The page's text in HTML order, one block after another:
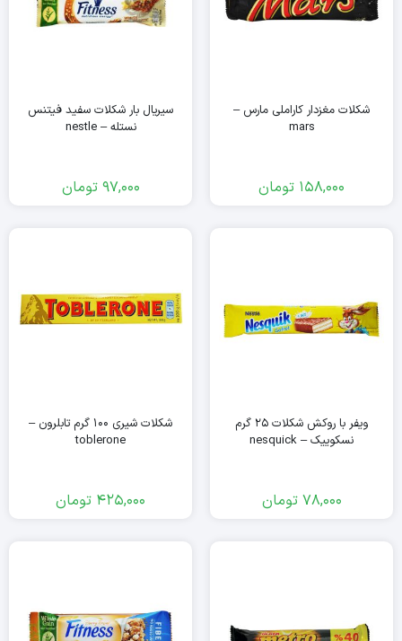
شکلات مغزدار کاراملی مارس –
mars
158,000 تومان
سیریال بار شکلات سفید فیتنس
نستله – nestle
97,000 تومان
ویفر با روکش شکلات ۲۵ گرم
نسکوییک – nesquick
78,000 تومان
شکلات شیری ۱۰۰ گرم تابلرون –
toblerone
425,000 تومان